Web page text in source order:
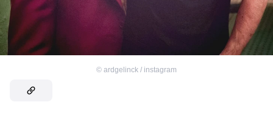
© ardgelinck / instagram